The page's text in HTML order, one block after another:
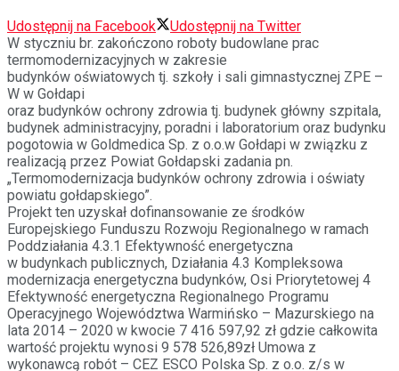
Udostępnij na Facebook
Udostępnij na Twitter
W styczniu br. zakończono roboty budowlane prac
termomodernizacyjnych w zakresie
budynków oświatowych tj. szkoły i sali gimnastycznej ZPE –
W w Gołdapi
oraz budynków ochrony zdrowia tj. budynek główny szpitala,
budynek administracyjny, poradni i laboratorium oraz budynku
pogotowia w Goldmedica Sp. z o.o.w Gołdapi w związku z
realizacją przez Powiat Gołdapski zadania pn.
„Termomodernizacja budynków ochrony zdrowia i oświaty
powiatu gołdapskiego”.
Projekt ten uzyskał dofinansowanie ze środków
Europejskiego Funduszu Rozwoju Regionalnego w ramach
Poddziałania 4.3.1 Efektywność energetyczna
w budynkach publicznych, Działania 4.3 Kompleksowa
modernizacja energetyczna budynków, Osi Priorytetowej 4
Efektywność energetyczna Regionalnego Programu
Operacyjnego Województwa Warmińsko – Mazurskiego na
lata 2014 – 2020 w kwocie 7 416 597,92 zł gdzie całkowita
wartość projektu wynosi 9 578 526,89zł Umowa z
wykonawcą robót – CEZ ESCO Polska Sp. z o.o. z/s w